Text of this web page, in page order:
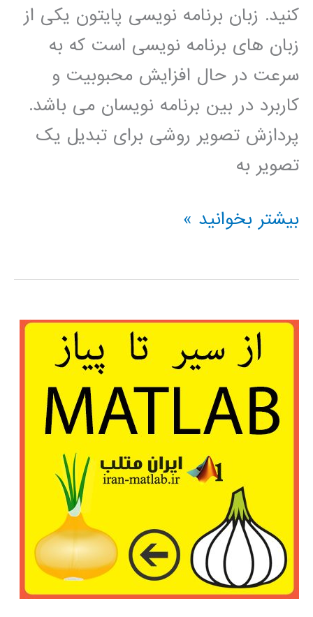
کنید. زبان برنامه نویسی پایتون یکی از
زبان های برنامه نویسی است که به
سرعت در حال افزایش محبوبیت و
کاربرد در بین برنامه نویسان می باشد.
پردازش تصویر روشی برای تبدیل یک
تصویر به
پردازش
در
بیشتر بخوانید »